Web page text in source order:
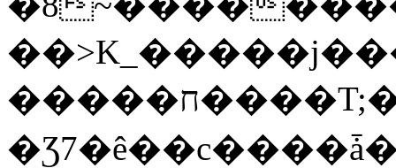
�����ח����T;�uU�w��oovW�N�\�v�̓��N��6xz��z^��s�;